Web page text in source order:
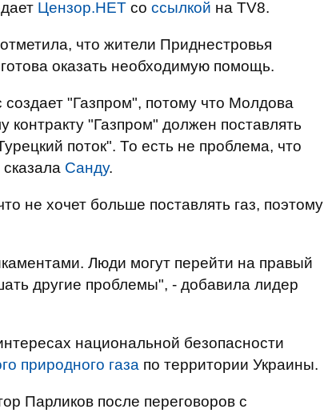
Цензор.НЕТ со ссылкой на TV8.
что жители Приднестровья
оказать необходимую помощь.
"Газпром", потому что Молдова
контракту "Газпром" должен поставлять
поток". То есть не проблема, что
Санду.
не хочет больше поставлять газ, поэтому
Люди могут перейти на правый
другие проблемы", - добавила лидер
национальной безопасности
природного газа по территории Украины.
Парликов после переговоров с